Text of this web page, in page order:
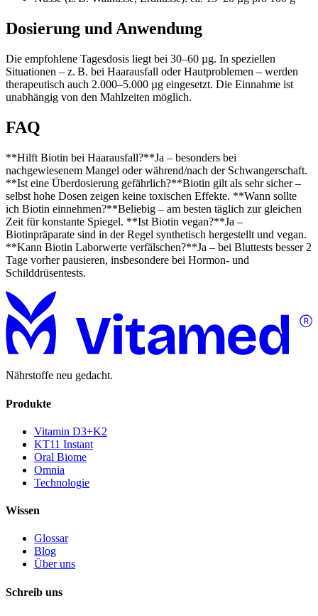
Dosierung und Anwendung
Die empfohlene Tagesdosis liegt bei 30–60 µg. In speziellen
Situationen – z. B. bei Haarausfall oder Hautproblemen – werden
therapeutisch auch 2.000–5.000 µg eingesetzt. Die Einnahme ist
unabhängig von den Mahlzeiten möglich.
FAQ
**Hilft Biotin bei Haarausfall?**Ja – besonders bei
nachgewiesenem Mangel oder während/nach der Schwangerschaft.
**Ist eine Überdosierung gefährlich?**Biotin gilt als sehr sicher –
selbst hohe Dosen zeigen keine toxischen Effekte. **Wann sollte
ich Biotin einnehmen?**Beliebig – am besten täglich zur gleichen
Zeit für konstante Spiegel. **Ist Biotin vegan?**Ja –
Biotinpräparate sind in der Regel synthetisch hergestellt und vegan.
**Kann Biotin Laborwerte verfälschen?**Ja – bei Bluttests besser 2
Tage vorher pausieren, insbesondere bei Hormon- und
Schilddrüsentests.
Nährstoffe neu gedacht.
Produkte
Vitamin D3+K2
KT11 Instant
Oral Biome
Omnia
Technologie
Wissen
Glossar
Blog
Über uns
Schreib uns